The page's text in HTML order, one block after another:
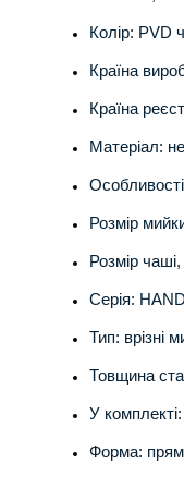
Колір: PVD
Країна
Країна
Матеріал:
Розмір
Розмір
Серія:
Тип: врізні
Товщина
У
Форма: